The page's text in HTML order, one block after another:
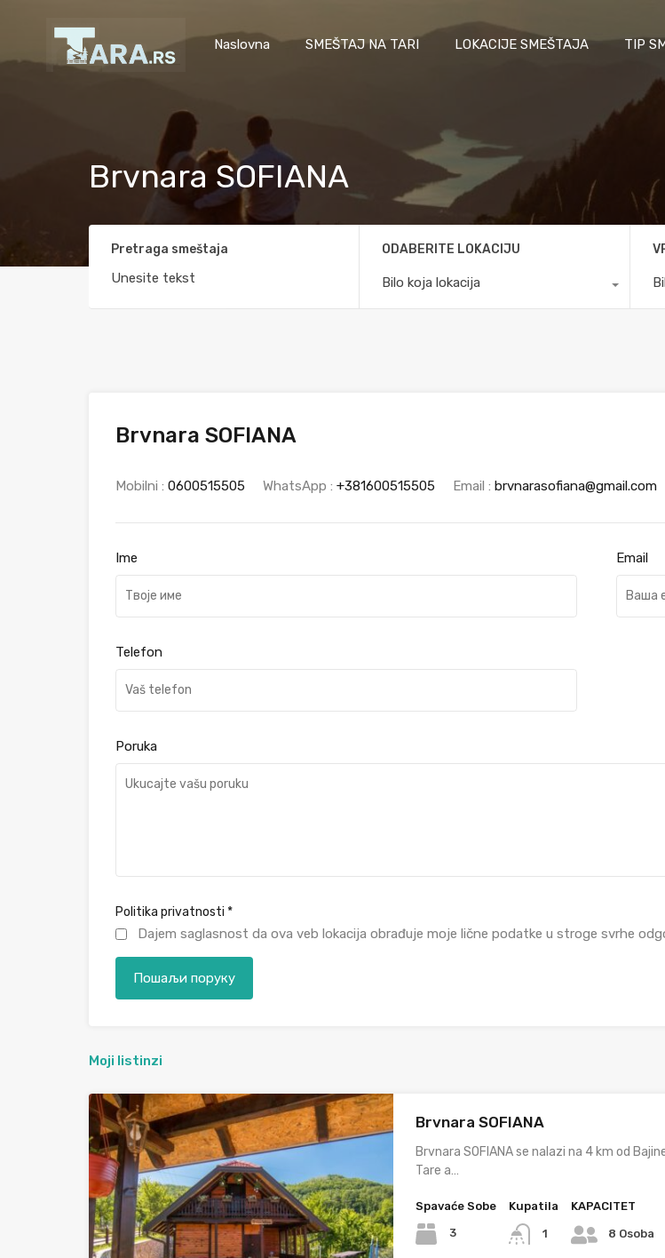
Naslovna SMEŠTAJ NA TARI LOKACIJE SMEŠTAJA TIP
Brvnara SOFIANA
Pretraga smeštaja ODABERITE LOKACIJU
Bilo koja lokacija
Brvnara SOFIANA
Mobilni : 0600515505 WhatsApp : +381600515505 Email : brvnarasofiana@gmail.com
Ime Email
Telefon
Poruka
Politika privatnosti *
Dajem saglasnost da ova veb lokacija obrađuje moje lične podatke u stroge svrhe
Moji listinzi
Brvnara SOFIANA
Brvnara SOFIANA se nalazi na 4 km od
Tare a…
Spavaće Sobe
3
Kupatila
1
KAPACITET
8 Osoba